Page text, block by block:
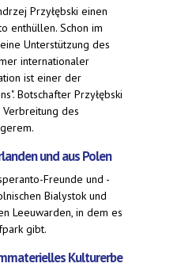
Przyłębski einen
enthüllen. Schon im
Unterstützung des
internationaler
ist einer der
Botschafter Przyłębski
des
und aus Polen
Freunde und -
Bialystok und
Leeuwarden, in dem es
gibt.
Kulturerbe